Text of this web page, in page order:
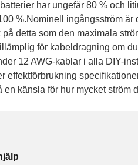
har ungefär 80 % och
%.Nominell ingångsström
detta som den maximala
för kabeldragning om
12 AWG-kablar i alla DIY-
effektförbrukning
en känsla för hur mycket ström